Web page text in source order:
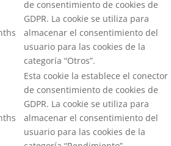
de consentimiento de cookies de
GDPR. La cookie se utiliza para
almacenar el consentimiento del
usuario para las cookies de la
categoría “Otros”.
Esta cookie la establece el conector
de consentimiento de cookies de
GDPR. La cookie se utiliza para
almacenar el consentimiento del
usuario para las cookies de la